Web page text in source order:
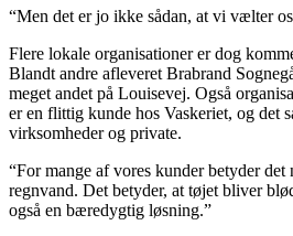
“Men det er jo ikke sådan, at vi vælter
Flere lokale organisationer er dog
Blandt andre afleveret Brabrand
meget andet på Louisevej. Også
er en flittig kunde hos Vaskeriet, og det
virksomheder og private.
“For mange af vores kunder betyder det
regnvand. Det betyder, at tøjet bliver
også en bæredygtig løsning.”